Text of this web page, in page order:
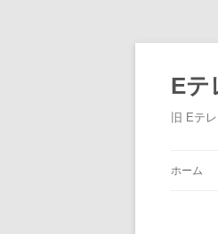
Eテ
旧 Eテ
ホーム